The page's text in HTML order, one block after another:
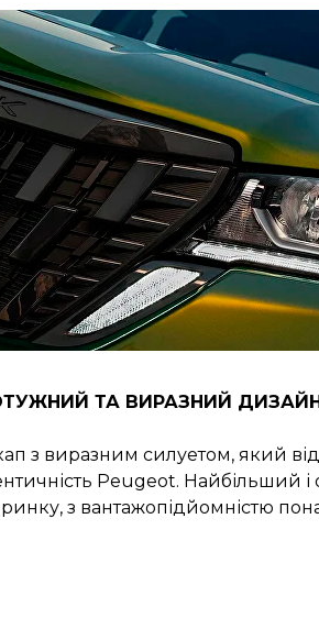
ТА ВИРАЗНИЙ ДИЗАЙН
з виразним силуетом, який
Peugeot. Найбільший і
з вантажопідйомністю